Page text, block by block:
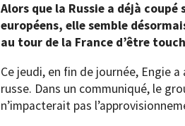
Alors que la Russie a déjà
européens, elle semble
au tour de la France d’être
Ce jeudi, en fin de journée, Engie
russe. Dans un communiqué, le
n’impacterait pas